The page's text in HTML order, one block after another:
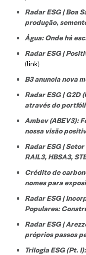
Radar ESG | Boa
produção,
Água: Onde há
Radar ESG |
(link)
B3 anuncia nova
Radar ESG | G2D
através do
Ambev (ABEV3):
nossa visão
Radar ESG |
RAIL3, HBSA3,
Crédito de
nomes para
Radar ESG |
Populares:
Radar ESG |
próprios passos
Trilogia ESG (Pt.